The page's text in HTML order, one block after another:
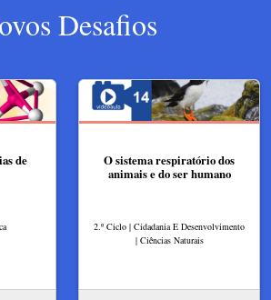
Desafios
de
O sistema respiratório dos
animais e do ser humano
2.º Ciclo | Cidadania E Desenvolvimento
| Ciências Naturais